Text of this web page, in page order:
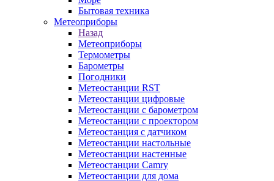
Бытовая техника
Метеоприборы
Назад
Метеоприборы
Термометры
Барометры
Погодники
Метеостанции RST
Метеостанции цифровые
Метеостанции с барометром
Метеостанции с проектором
Метеостанция с датчиком
Метеостанции настольные
Метеостанции настенные
Метеостанции Camry
Метеостанции для дома